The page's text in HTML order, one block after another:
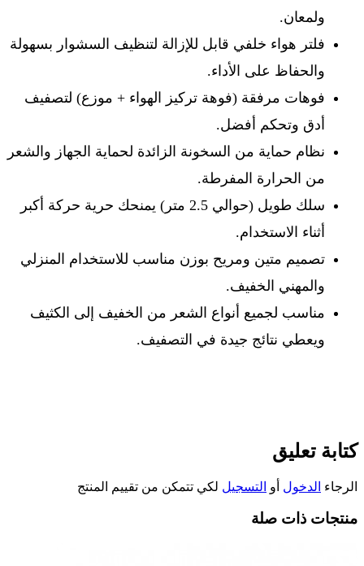
ولمعان.
فلتر هواء خلفي قابل للإزالة لتنظيف السشوار بسهولة
والحفاظ على الأداء.
فوهات مرفقة (فوهة تركيز الهواء + موزع) لتصفيف
أدق وتحكم أفضل.
نظام حماية من السخونة الزائدة لحماية الجهاز والشعر
من الحرارة المفرطة.
سلك طويل (حوالي 2.5 متر) يمنحك حرية حركة أكبر
أثناء الاستخدام.
تصميم متين ومريح بوزن مناسب للاستخدام المنزلي
والمهني الخفيف.
مناسب لجميع أنواع الشعر من الخفيف إلى الكثيف
ويعطي نتائج جيدة في التصفيف.
كتابة تعليق
الرجاء الدخول أو التسجيل لكي تتمكن من تقييم المنتج
منتجات ذات صلة